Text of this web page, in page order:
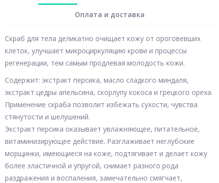
Оплата и доставка
Скраб для тела деликатно очищает кожу от ороговевших
клеток, улучшает микроциркуляцию крови и процессы
регенерации, тем самым продлевая молодость кожи.
Содержит: экстракт персика, масло сладкого миндаля,
экстракт цедры апельсина, скорлупу кокоса и грецкого ореха.
Применение скраба позволит избежать сухости, чувства
стянутости и шелушений.
Экстракт персика оказывает увлажняющее, питательное,
витаминизирующее действие. Разглаживает неглубокие
морщинки, имеющиеся на коже, подтягивает и делает кожу
более эластичной и упругой, снимает разного рода
раздражения и воспаления, замечательно смягчает,